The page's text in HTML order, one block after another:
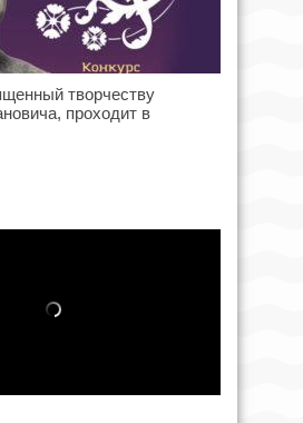
творчеству
проходит в